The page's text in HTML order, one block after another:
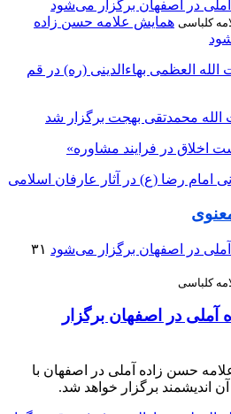
کلباسی همایش علامه حسن زاده
العظمی بهاءالدینی (ره) در قم
الله محمدتقی بهجت برگزار شد
اخلاق در فرایند مشاوره»
امام رضا (ع) در آثار عارفان اسلامی
۳۱
کلباسی
در اصفهان برگزار
حسن زاده آملی در اصفهان با
اندیشمند برگزار خواهد شد.